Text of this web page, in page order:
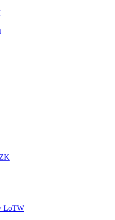
LoTW